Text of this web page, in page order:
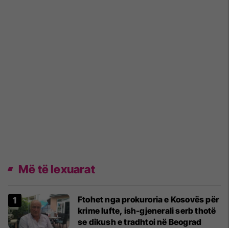
Më të lexuarat
Ftohet nga prokuroria e Kosovës për
krime lufte, ish-gjenerali serb thotë
se dikush e tradhtoi në Beograd